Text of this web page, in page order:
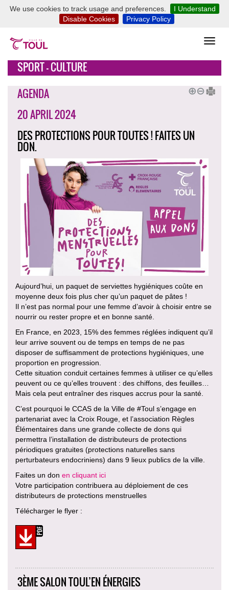
We use cookies to track usage and preferences.
I Understand
Disable Cookies
Privacy Policy
SPORT - CULTURE
AGENDA
20 APRIL 2024
DES PROTECTIONS POUR TOUTES ! FAITES UN
DON.
Aujourd’hui, un paquet de serviettes hygiéniques coûte en
moyenne deux fois plus cher qu’un paquet de pâtes !
Il n’est pas normal pour une femme d’avoir à choisir entre se
nourrir ou rester propre et en bonne santé.
En France, en 2023, 15% des femmes réglées indiquent qu’il
leur arrive souvent ou de temps en temps de ne pas
disposer de suffisamment de protections hygiéniques, une
proportion en progression.
Cette situation conduit certaines femmes à utiliser ce qu’elles
peuvent ou ce qu’elles trouvent : des chiffons, des feuilles…
Mais cela peut entraîner des risques accrus pour la santé.
C’est pourquoi le CCAS de la Ville de #Toul s’engage en
partenariat avec la Croix Rouge, et l’association Règles
Élémentaires dans une grande collecte de dons qui
permettra l’installation de distributeurs de protections
périodiques gratuites (protections naturelles sans
perturbateurs endocriniens) dans 9 lieux publics de la ville.
Faites un don en cliquant ici
Votre participation contribuera au déploiement de ces
distributeurs de protections menstruelles
Télécharger le flyer :
3ÈME SALON TOUL’EN ÉNERGIES